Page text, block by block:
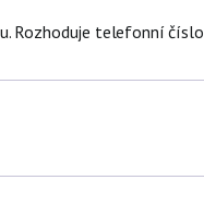
Rozhoduje telefonní číslo